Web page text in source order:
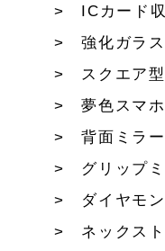
ICカード
強化ガラ
スクエア
夢色スマ
背面ミラ
グリップ
ダイヤモ
ネックス